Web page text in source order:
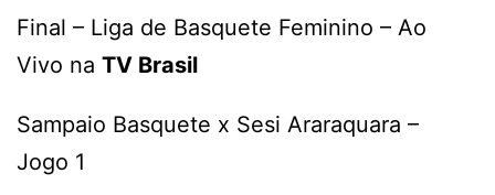
Final – Liga de Basquete Feminino – Ao
Vivo na TV Brasil
Sampaio Basquete x Sesi Araraquara –
Jogo 1